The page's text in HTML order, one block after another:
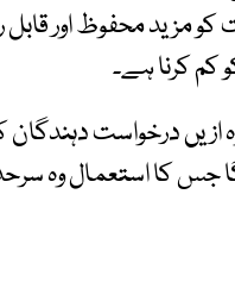
محفوظ اور قابل
کم کرنا ہے۔
ازیں درخواست
گا جس کا استعمال وہ